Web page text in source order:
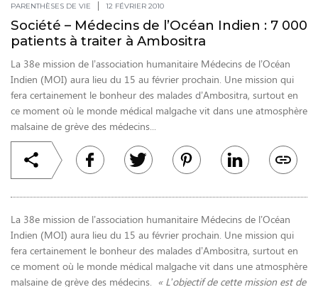
PARENTHÈSES DE VIE 12 FÉVRIER 2010
Société – Médecins de l’Océan Indien : 7 000
patients à traiter à Ambositra
La 38e mission de l’association humanitaire Médecins de l’Océan
Indien (MOI) aura lieu du 15 au février prochain. Une mission qui
fera certainement le bonheur des malades d’Ambositra, surtout en
ce moment où le monde médical malgache vit dans une atmosphère
malsaine de grève des médecins...
La 38e mission de l’association humanitaire Médecins de l’Océan
Indien (MOI) aura lieu du 15 au février prochain. Une mission qui
fera certainement le bonheur des malades d’Ambositra, surtout en
ce moment où le monde médical malgache vit dans une atmosphère
malsaine de grève des médecins. « L’objectif de cette mission est de